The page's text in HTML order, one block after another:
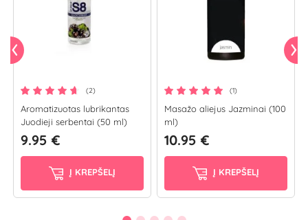
(2)
Aromatizuotas lubrikantas
Juodieji serbentai (50 ml)
9.95 €
Į KREPŠELĮ
(1)
Masažo aliejus Jazminai (100
ml)
10.95 €
Į KREPŠELĮ